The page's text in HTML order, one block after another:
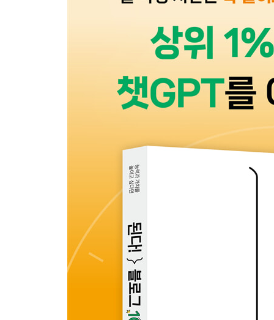
스페셜 2 타깃 키워드를 선정하는 방법 2가지
04장 생성형 AI로 이미지 만들기 & 사진 보정하기
04-2 코파일럿으로 이미지 만들기
04-3 캔바와 망고보드로 이미지 생성부터 디자인까
04-5 포토샵의 이미지 생성 기능으로 사진 수정하기
스페셜 3 필독! 이런 이미지, 블로그에 올리면 안 돼
05장 블로그에서 유튜브까지! AI와 함께하는 브랜
05-1 블로그 브랜딩, 이렇게 시작하세요!
05-2 원 소스 멀티 유즈! 블로그 글을 인스타그램과
05-3 여러 콘텐츠를 블로그 글로 변환하기
05-4 해외 블로그 만들고 여러 언어로 포스팅하기
스페셜 4 생성형 AI 덕분에 이렇게 성공했어요!